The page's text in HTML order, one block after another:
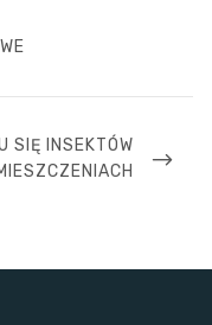
SIĘ INSEKTÓW